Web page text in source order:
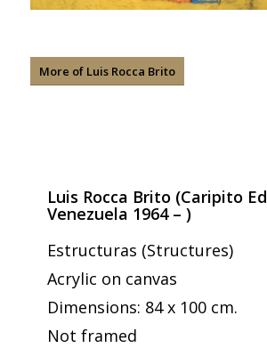
More of Luis Rocca Brito
Luis Rocca Brito (Caripito
Venezuela 1964 – )
Estructuras (Structures)
Acrylic on canvas
Dimensions: 84 x 100 cm.
Not framed